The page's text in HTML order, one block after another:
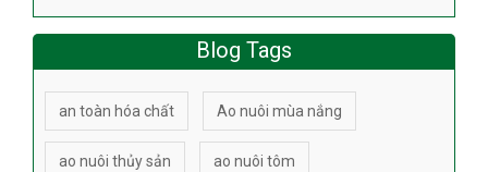
Blog Tags
an toàn hóa chất Ao nuôi mùa nắng
ao nuôi thủy sản ao nuôi tôm